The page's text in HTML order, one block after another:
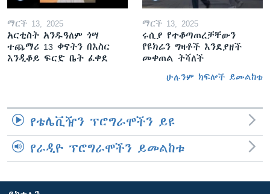
ማርች 13, 2025
አርቲስት አንዱዓለም ጎሣ
ተጨማሪ 13 ቀናትን በእስር
እንዲቆይ ፍርድ ቤት ፈቀደ
ማርች 13, 2025
ሩሲያ የተቆጣጠረቻቸውን
የዩክሬን ግዛቶች እንደያዘች
መቀጠል ትሻለች
ሁሉንም ክፍሎች ይመልከቱ
የቴሌቪዥን ፕሮግራሞችን ይዩ
የራዲዮ ፕሮግራሞችን ይመልከቱ